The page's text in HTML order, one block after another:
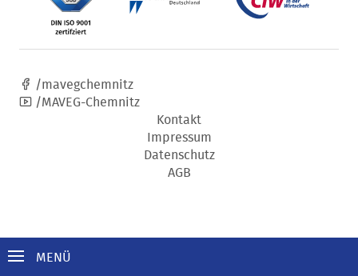
MENÜ
/mavegchemnitz
/MAVEG-Chemnitz
Kontakt
Impressum
Datenschutz
AGB